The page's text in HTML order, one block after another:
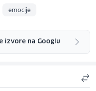
emocije
izvore na Googlu